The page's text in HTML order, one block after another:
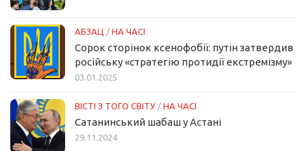
АБЗАЦ / НА ЧАСІ
Сорок сторінок ксенофобії: путін затвердив
російську «стратегію протидії екстремізму»
03.01.2025
ВІСТІ З ТОГО СВІТУ / НА ЧАСІ
Сатанинський шабаш у Астані
29.11.2024